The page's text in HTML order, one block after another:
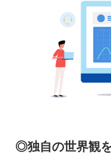
◎独自の世界観